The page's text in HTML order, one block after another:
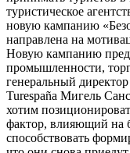
туристическое
новую кампанию
направлена ​​на
Новую кампанию
промышленности,
генеральный
Turespaña Мигель
хотим
фактор, влияющий на
способствовать